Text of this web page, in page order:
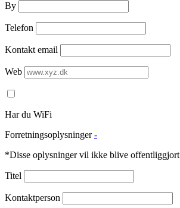
By
Telefon
Kontakt email
Web
Har du WiFi
Forretningsoplysninger -
*Disse oplysninger vil ikke blive offentliggjort
Titel
Kontaktperson